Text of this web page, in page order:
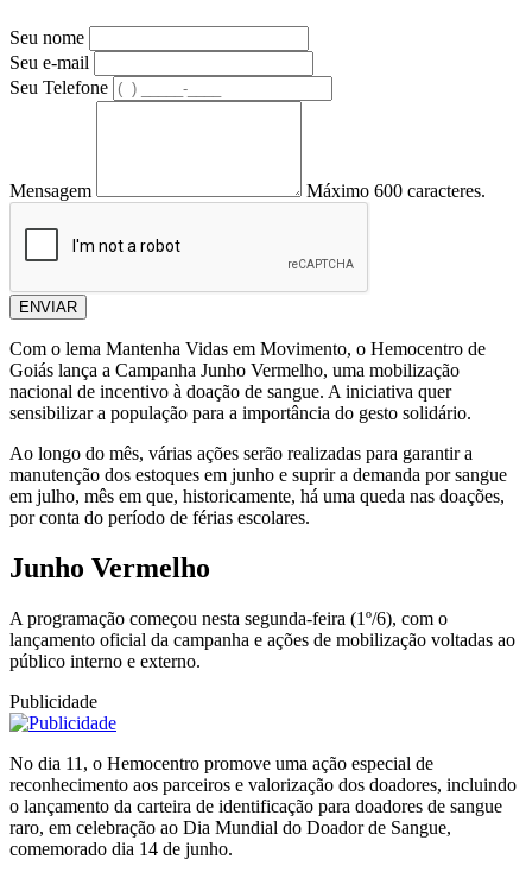
Seu nome
Seu e-mail
Seu Telefone
Mensagem Máximo 600 caracteres.
ENVIAR
Com o lema Mantenha Vidas em Movimento, o Hemocentro de
Goiás lança a Campanha Junho Vermelho, uma mobilização
nacional de incentivo à doação de sangue. A iniciativa quer
sensibilizar a população para a importância do gesto solidário.
Ao longo do mês, várias ações serão realizadas para garantir a
manutenção dos estoques em junho e suprir a demanda por sangue
em julho, mês em que, historicamente, há uma queda nas doações,
por conta do período de férias escolares.
Junho Vermelho
A programação começou nesta segunda-feira (1º/6), com o
lançamento oficial da campanha e ações de mobilização voltadas ao
público interno e externo.
Publicidade
No dia 11, o Hemocentro promove uma ação especial de
reconhecimento aos parceiros e valorização dos doadores, incluindo
o lançamento da carteira de identificação para doadores de sangue
raro, em celebração ao Dia Mundial do Doador de Sangue,
comemorado dia 14 de junho.